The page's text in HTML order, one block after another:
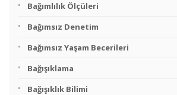
Bağımlılık Ölçüleri
Bağımsız Denetim
Bağımsız Yaşam Becerileri
Bağışıklama
Bağışıklık Bilimi